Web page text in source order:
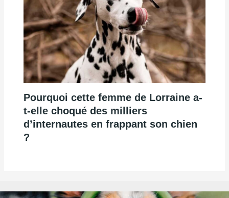
Pourquoi cette femme de Lorraine a-
t-elle choqué des milliers
d’internautes en frappant son chien
?